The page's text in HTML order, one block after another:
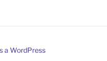
a WordPress